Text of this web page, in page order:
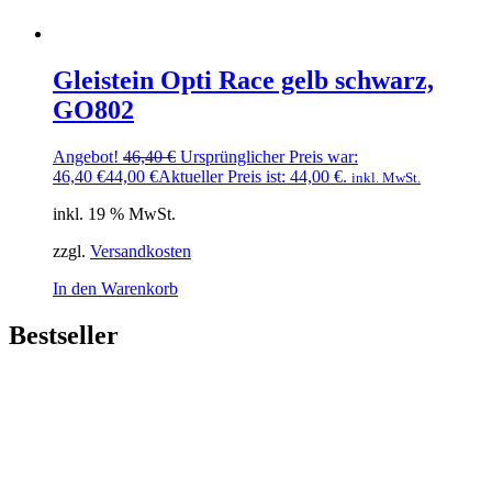
Gleistein Opti Race gelb schwarz,
GO802
Angebot! 46,40€ Ursprünglicher Preis war:
46,40 €44,00 €Aktueller Preis ist: 44,00 €. inkl. MwSt.
inkl. 19 % MwSt.
zzgl. Versandkosten
In den Warenkorb
Bestseller